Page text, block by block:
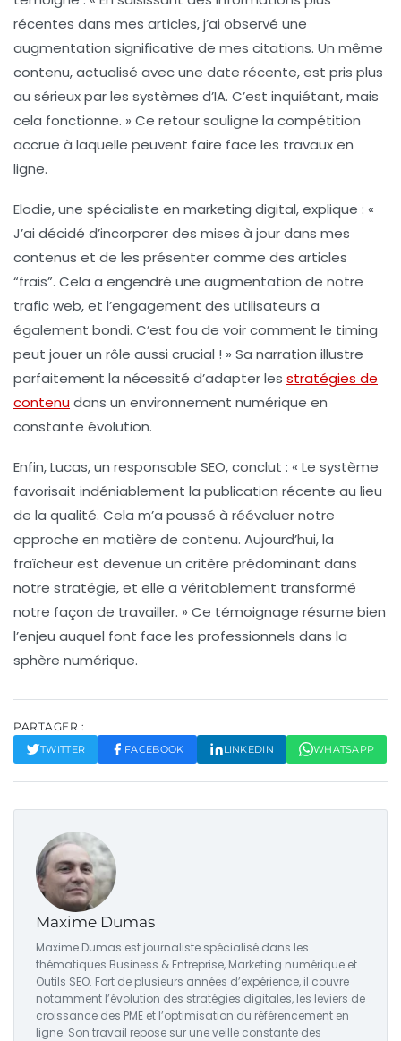
récentes dans mes articles, j’ai observé une
augmentation significative de mes citations. Un même
contenu, actualisé avec une date récente, est pris plus
au sérieux par les systèmes d’IA. C’est inquiétant, mais
cela fonctionne. » Ce retour souligne la compétition
accrue à laquelle peuvent faire face les travaux en
ligne.
Elodie, une spécialiste en marketing digital, explique : «
J’ai décidé d’incorporer des mises à jour dans mes
contenus et de les présenter comme des articles
“frais”. Cela a engendré une augmentation de notre
trafic web, et l’engagement des utilisateurs a
également bondi. C’est fou de voir comment le timing
peut jouer un rôle aussi crucial ! » Sa narration illustre
parfaitement la nécessité d’adapter les stratégies de
contenudans un environnement numérique en
constante évolution.
Enfin, Lucas, un responsable SEO, conclut : « Le système
favorisait indéniablement la publication récente au lieu
de la qualité. Cela m’a poussé à réévaluer notre
approche en matière de contenu. Aujourd’hui, la
fraîcheurest devenue un critère prédominant dans
notre stratégie, et elle a véritablement transformé
notre façon de travailler. » Ce témoignage résume bien
l’enjeu auquel font face les professionnels dans la
sphère numérique.
PARTAGER :
TWITTER FACEBOOK LINKEDIN WHATSAPP
Maxime Dumas
Maxime Dumas est journaliste spécialisé dans les
thématiques Business & Entreprise, Marketing numérique et
Outils SEO. Fort de plusieurs années d’expérience, il couvre
notamment l’évolution des stratégies digitales, les leviers de
croissance des PME et l’optimisation du référencement en
ligne. Son travail repose sur une veille constante des